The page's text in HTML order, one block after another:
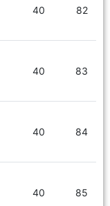
82
40
83
40
84
40
85
40